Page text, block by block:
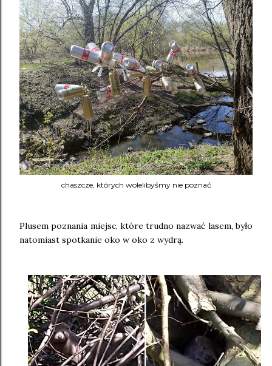
chaszcze, których wolelibyśmy nie poznać
Plusem poznania miejsc, które trudno nazwać lasem, było
natomiast spotkanie oko w oko z wydrą.